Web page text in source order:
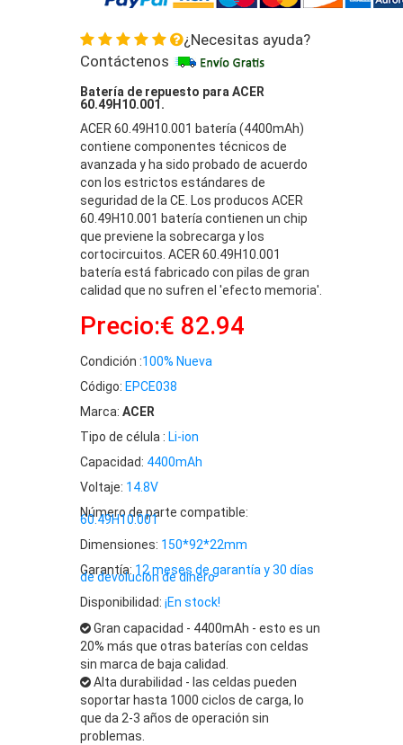
¿Necesitas ayuda?
Contáctenos
Batería de repuesto para ACER
60.49H10.001.
ACER 60.49H10.001 batería (4400mAh)
contiene componentes técnicos de
avanzada y ha sido probado de acuerdo
con los estrictos estándares de
seguridad de la CE. Los producos ACER
60.49H10.001 batería contienen un chip
que previene la sobrecarga y los
cortocircuitos. ACER 60.49H10.001
batería está fabricado con pilas de gran
calidad que no sufren el 'efecto memoria'.
Precio:€ 82.94
Condición :100% Nueva
Código: EPCE038
Marca: ACER
Tipo de célula : Li-ion
Capacidad: 4400mAh
Voltaje: 14.8V
Número de parte compatible:
60.49H10.001
Dimensiones: 150*92*22mm
Garantía: 12 meses de garantía y 30 días
de devolución de dinero
Disponibilidad: ¡En stock!
Gran capacidad - 4400mAh - esto es un
20% más que otras baterías con celdas
sin marca de baja calidad.
Alta durabilidad - las celdas pueden
soportar hasta 1000 ciclos de carga, lo
que da 2-3 años de operación sin
problemas.